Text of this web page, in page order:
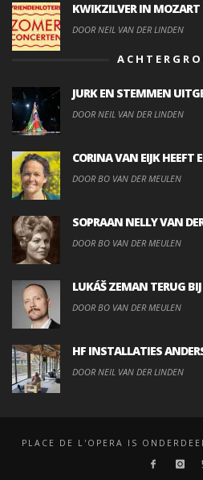
KWIKZILVER IN
DOOR NEIL VAN DER LINDEN
JURK EN STEMMEN
DOOR NEIL VAN DER LINDEN
CORINA VAN EIJK HEEFT
DOOR BO VAN DER MEULEN
SOPRAAN NELLY VAN
DOOR BO VAN DER MEULEN
LUKÁŠ ZEMAN TERUG
DOOR BO VAN DER MEULEN
HF INSTALLATIES
DOOR NEIL VAN DER LINDEN
PLACE DE L'OPERA IS